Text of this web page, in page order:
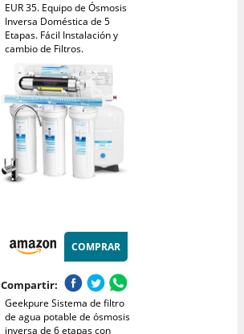
EUR 35. Equipo de Ósmosis
Inversa Doméstica de 5
Etapas. Fácil Instalación y
cambio de Filtros.
Colocación bajo encimera.
Incluye Filtros, Membrana y
Post Filtro. Bbagua.
COMPRAR
Compartir:
Geekpure Sistema de filtro
de agua potable de ósmosis
inversa de 6 etapas con